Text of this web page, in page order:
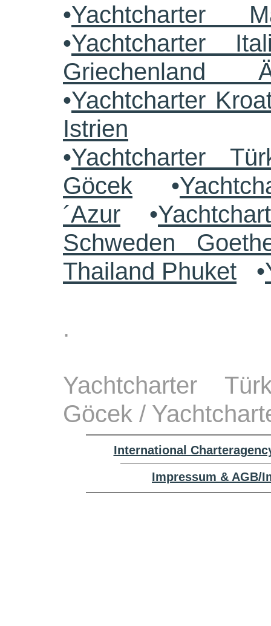
•Yachtcharter
•Yachtcharter
Griechenland
•Yachtcharter
Istrien
•Yachtcharter
Göcek •
´Azur •
Schweden
Thailand Phuket •
.
Yachtcharter
Göcek /
International
Impressum & AGB/